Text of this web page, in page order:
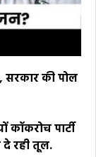
की पोल
पार्टी
रही तूल.